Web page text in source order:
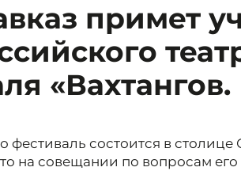
примет
«Вахтангов.
фестиваль состоится в
на совещании по вопросам его